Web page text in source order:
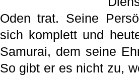
Oden trat. Seine
sich komplett und
Samurai, dem seine
So gibt er es nicht zu,